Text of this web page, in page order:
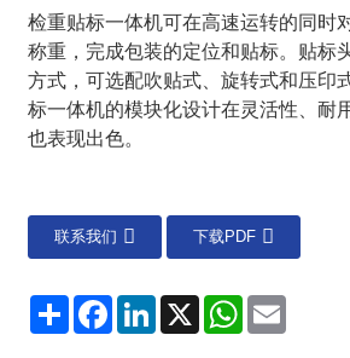
检重贴标一体机可在高速运转的同时
称重，完成包装的定位和贴标。贴标
方式，可选配吹贴式、旋转式和压印
标一体机的模块化设计在灵活性、耐
也表现出色。
联系我们 下载PDF
分
享
FacebookLinkedIn
X WhatsApp
电